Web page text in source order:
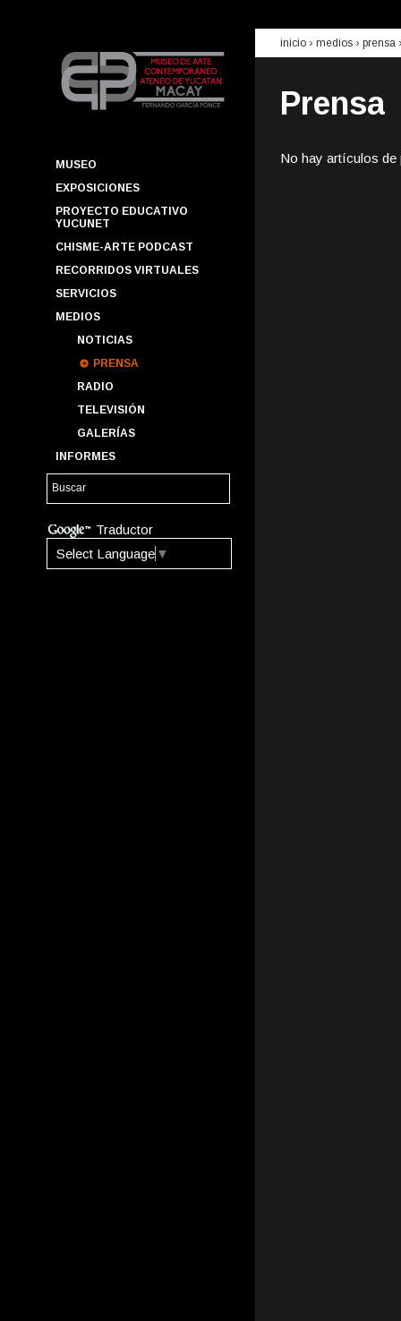
MUSEO
EXPOSICIONES
PROYECTO EDUCATIVO
YUCUNET
CHISME-ARTE PODCAST
RECORRIDOS VIRTUALES
SERVICIOS
MEDIOS
NOTICIAS
PRENSA
RADIO
TELEVISIÓN
GALERÍAS
INFORMES
Traductor
Select Language ▼
inicio › medios › prensa
Prensa
No hay artículos de